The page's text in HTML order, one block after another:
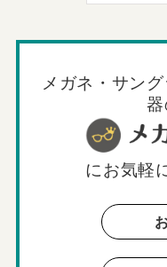
メガネ・サン
器
にお気軽